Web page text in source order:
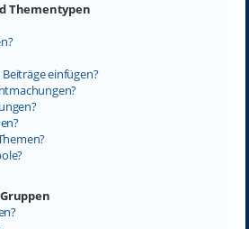
Thementypen
einfügen?